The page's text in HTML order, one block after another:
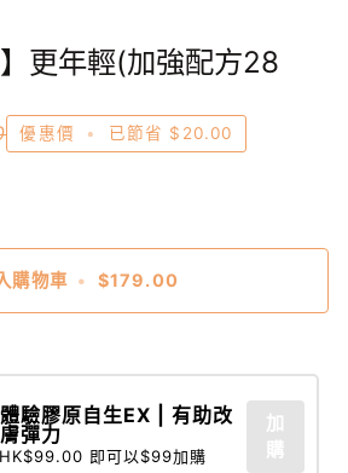
】更年輕(加強配方28
優惠價 • 已節省 $20.00
購物車 • $179.00
驗膠原自生EX | 有助改
彈力
即可以$99加購
加
購